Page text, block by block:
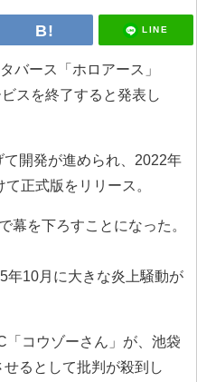
LINE
バース「ホロアース」
スを終了すると発表し
て開発が進められ、2022年
正式版をリリース。
幕を下ろすことになった。
年10月に大きな炎上騒動が
「コウゾーさん」が、池袋
るとして批判が殺到し